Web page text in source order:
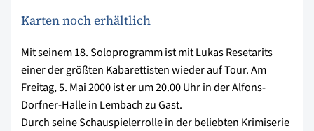
Karten noch erhältlich
Mit seinem 18. Soloprogramm ist mit Lukas Resetarits
einer der größten Kabarettisten wieder auf Tour. Am
Freitag, 5. Mai 2000 ist er um 20.00 Uhr in der Alfons-
Dorfner-Halle in Lembach zu Gast.
Durch seine Schauspielerrolle in der beliebten Krimiserie